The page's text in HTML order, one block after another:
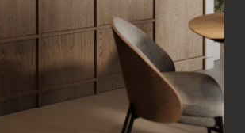
интерьера в Москве, где
дизайн студии Москва
и эстетические нюансы,
основой комфортного
студии интерьера в Москве
без переделок.
Москва помогает
и сроки ремонта, а дизайн
более предсказуемым. В
в Москве становится